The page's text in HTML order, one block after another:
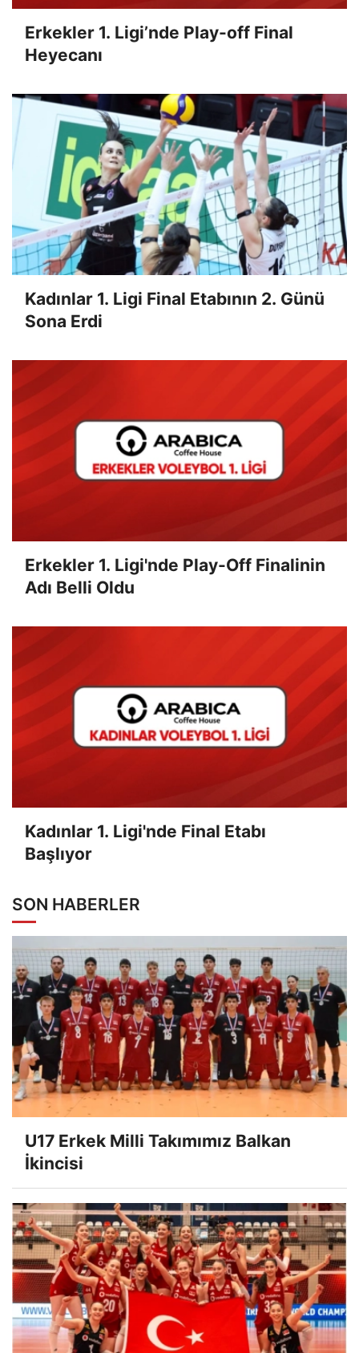
Erkekler 1. Ligi’nde Play-off Final
Heyecanı
Kadınlar 1. Ligi Final Etabının 2. Günü
Sona Erdi
Erkekler 1. Ligi'nde Play-Off Finalinin
Adı Belli Oldu
Kadınlar 1. Ligi'nde Final Etabı
Başlıyor
SON HABERLER
U17 Erkek Milli Takımımız Balkan
İkincisi